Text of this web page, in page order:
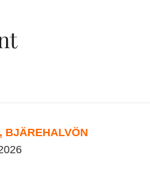
BJÄREHALVÖN